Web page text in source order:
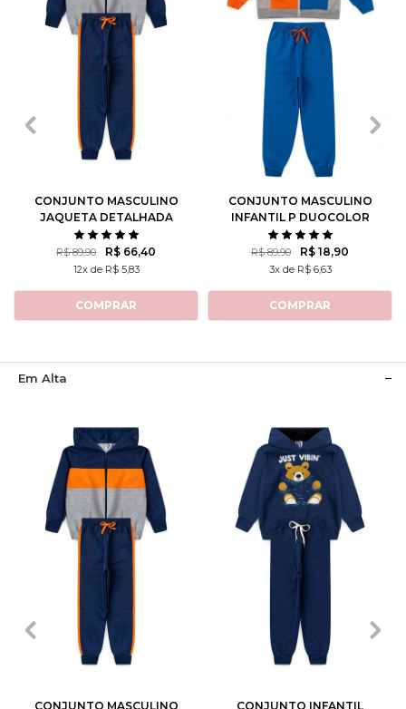
3 4
CONJUNTO MASCULINO
JAQUETA DETALHADA
R$ 89,90 R$ 66,40
12x de R$ 5,83
COMPRAR
2 3 4
8 12
CONJUNTO MASCULINO
INFANTIL P DUOCOLOR
R$ 89,90 R$ 18,90
3x de R$ 6,63
COMPRAR
Em Alta
3 4
CONJUNTO MASCULINO
3 4
CONJUNTO INFANTIL